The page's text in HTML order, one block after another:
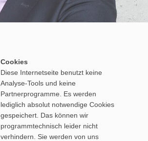
Cookies
Diese Internetseite benutzt keine
Analyse-Tools und keine
Partnerprogramme. Es werden
lediglich absolut notwendige Cookies
gespeichert. Das können wir
programmtechnisch leider nicht
verhindern. Sie werden von uns